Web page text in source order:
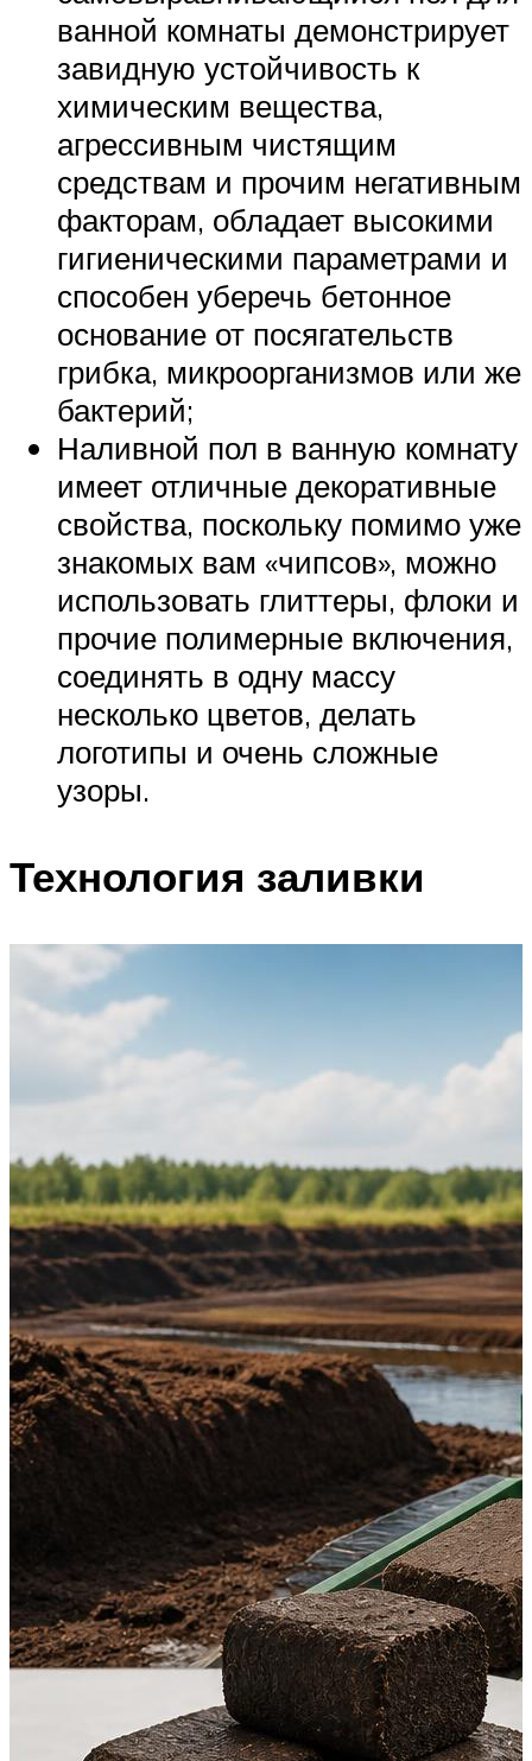
ванной комнаты демонстрирует
завидную устойчивость к
химическим вещества,
агрессивным чистящим
средствам и прочим негативным
факторам, обладает высокими
гигиеническими параметрами и
способен уберечь бетонное
основание от посягательств
грибка, микроорганизмов или же
бактерий;
Наливной пол в ванную комнату
имеет отличные декоративные
свойства, поскольку помимо уже
знакомых вам «чипсов», можно
использовать глиттеры, флоки и
прочие полимерные включения,
соединять в одну массу
несколько цветов, делать
логотипы и очень сложные
узоры.
Технология заливки